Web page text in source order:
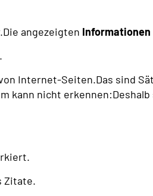
angezeigten Informationen
Internet-Seiten.Das sind
kann nicht
Zitate.